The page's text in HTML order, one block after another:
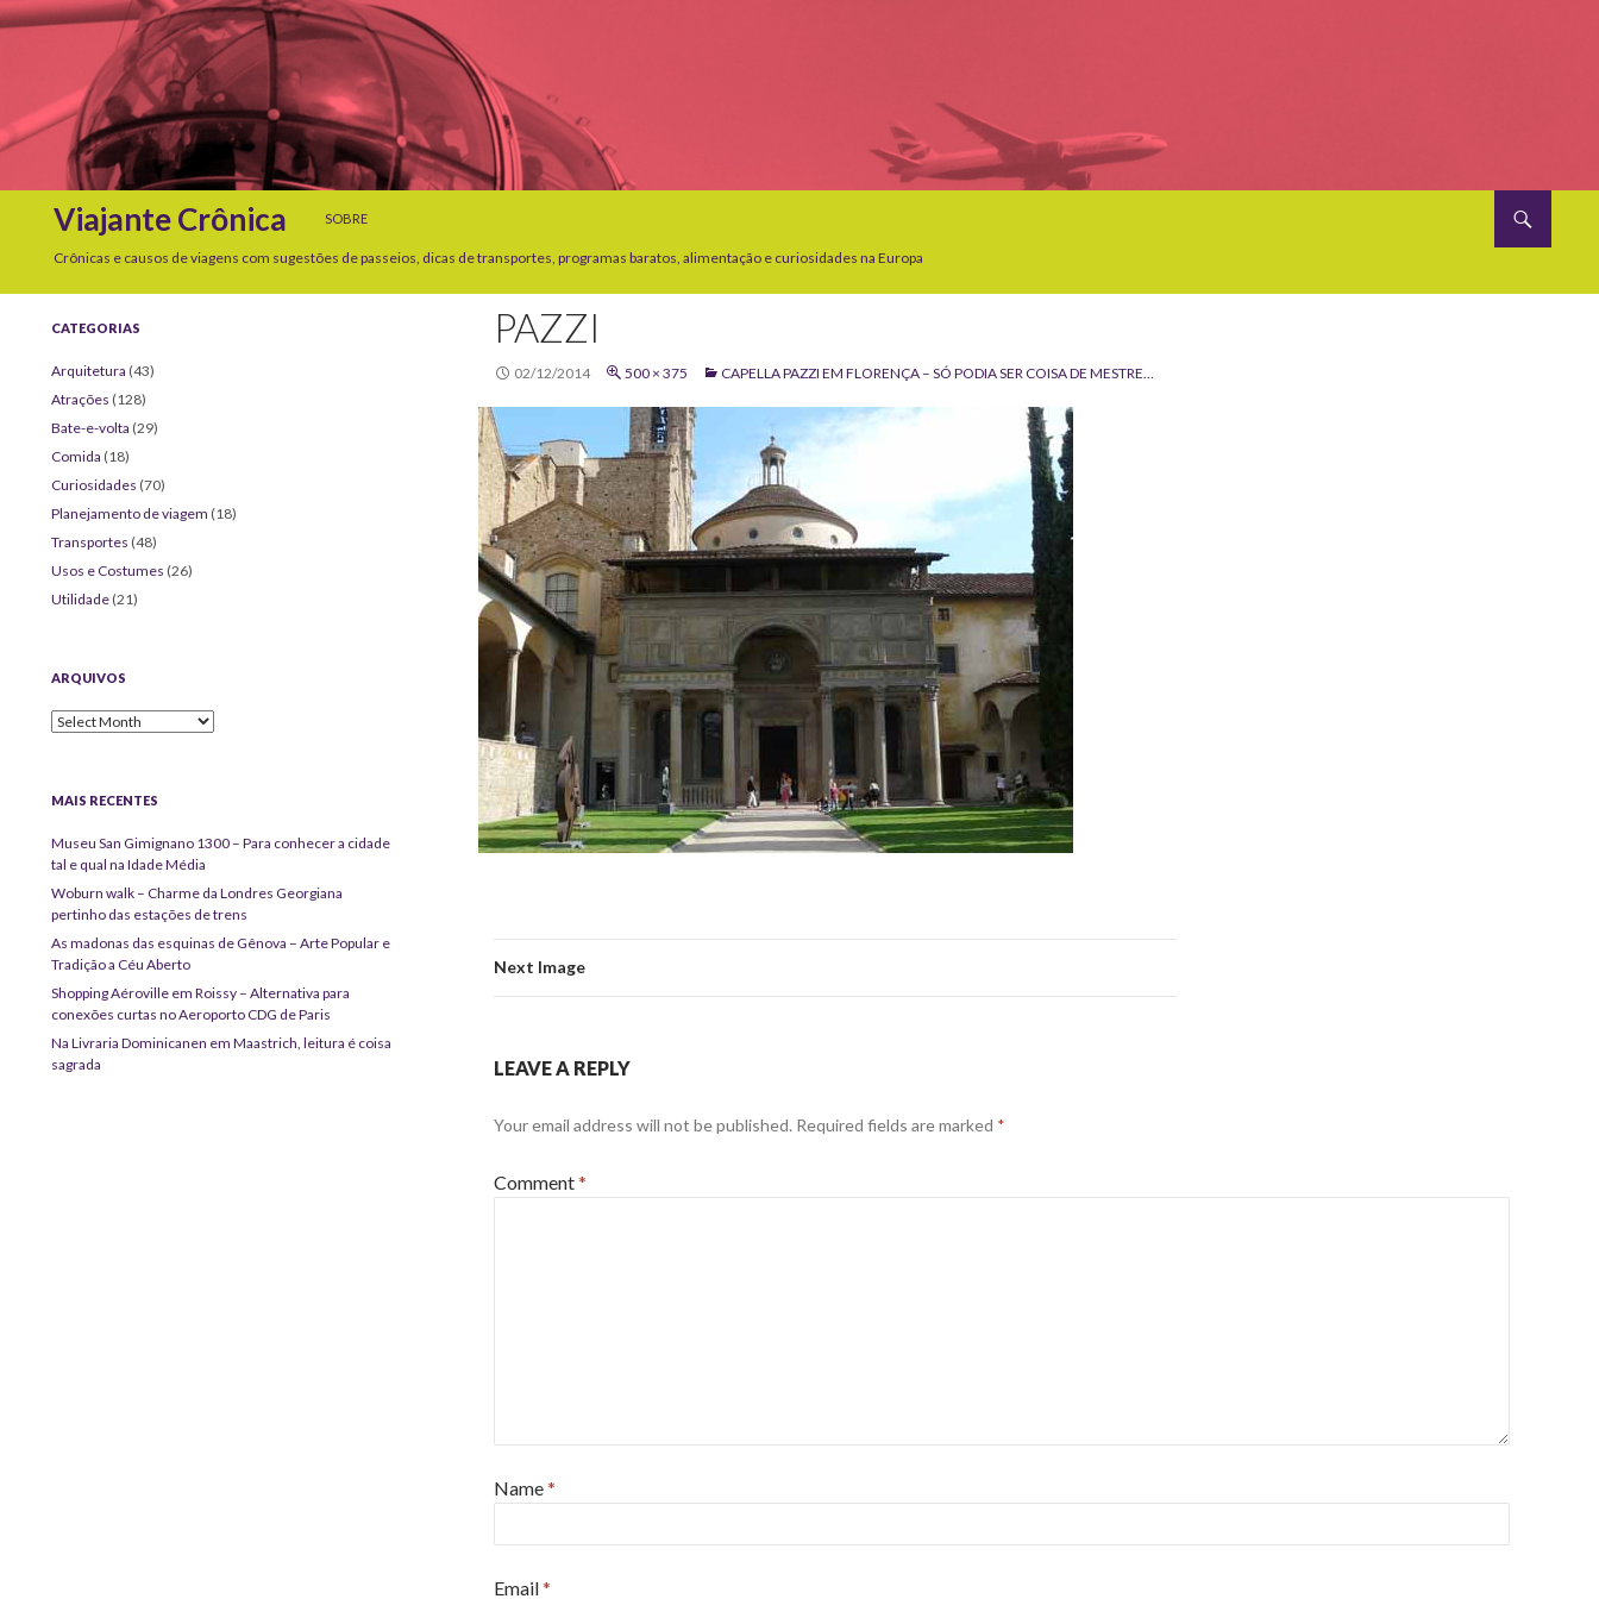
Viajante Crônica
SOBRE
Crônicas e causos de viagens com sugestões de passeios, dicas de transportes, programas baratos, alimentação e curiosidades na Europa
PAZZI
02/12/2014 500 × 375 CAPELLA PAZZI EM FLORENÇA – SÓ PODIA SER COISA DE MESTRE…
Next Image
LEAVE A REPLY
Your email address will not be published. Required fields are marked *
Comment*
Name*
Email*
CATEGORIAS
Arquitetura (43)
Atrações (128)
Bate-e-volta (29)
Comida (18)
Curiosidades (70)
Planejamento de viagem (18)
Transportes (48)
Usos e Costumes (26)
Utilidade (21)
ARQUIVOS
Arquivos
MAIS RECENTES
Museu San Gimignano 1300 – Para conhecer a cidade
tal e qual na Idade Média
Woburn walk – Charme da Londres Georgiana
pertinho das estações de trens
As madonas das esquinas de Gênova – Arte Popular e
Tradição a Céu Aberto
Shopping Aéroville em Roissy – Alternativa para
conexões curtas no Aeroporto CDG de Paris
Na Livraria Dominicanen em Maastrich, leitura é coisa
sagrada